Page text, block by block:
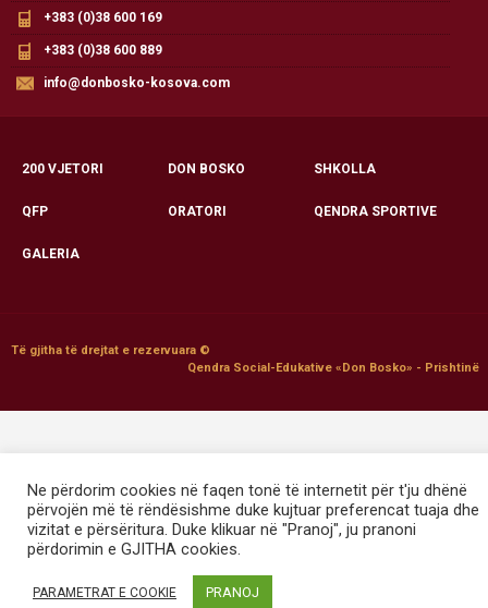
+383 (0)38 600 169
+383 (0)38 600 889
info@donbosko-kosova.com
200 VJETORI DON BOSKO SHKOLLA
QFP ORATORI QENDRA SPORTIVE
GALERIA
Të gjitha të drejtat e rezervuara ©
Qendra Social-Edukative «Don Bosko» - Prishtinë
Ne përdorim cookies në faqen tonë të internetit për t'ju dhënë
përvojën më të rëndësishme duke kujtuar preferencat tuaja dhe
vizitat e përsëritura. Duke klikuar në "Pranoj", ju pranoni
përdorimin e GJITHA cookies.
PARAMETRAT E COOKIE PRANOJ